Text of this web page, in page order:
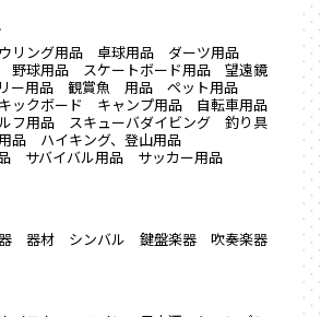
リング用品 卓球用品
ダーツ用品
野球用品 スケートボード用品
望遠鏡
ー用品 観賞魚 用品
ペット用品
ックボード キャンプ用品
自転車用品
フ用品 スキューバダイビング
釣り具
品
ハイキング、登山用品
サバイバル用品
サッカー用品
器材 シンバル 鍵盤楽器
吹奏楽器